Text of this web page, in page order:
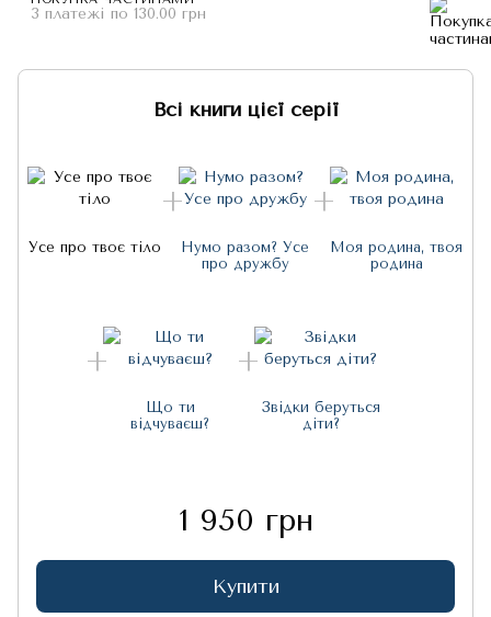
3 платежі по 130.00 грн
Всі книги цієї серії
Усе про твоє тіло
Нумо разом? Усе
про дружбу
Моя родина, твоя
родина
Що ти
відчуваєш?
Звідки беруться
діти?
1 950 грн
Купити